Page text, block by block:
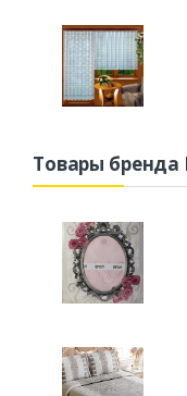
Товары бренда